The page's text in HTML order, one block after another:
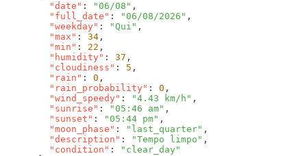
        "date"
: "06/08"
        "full_date"
: "06/08/2026"
        "weekday"
: "Qui"
        "max"
: 34
        "min"
: 22
        "humidity"
: 37
        "cloudiness"
: 5
        "rain"
: 0
        "rain_probability"
: 0
        "wind_speedy"
: "4.43 km/h"
        "sunrise"
: "05:46 am"
        "sunset"
: "05:44 pm"
        "moon_phase"
: "last_quarter"
        "description"
: "Tempo limpo"
        "condition"
: